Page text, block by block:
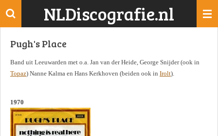
Ga
de
NLDiscografie.nl
Pugh's Place
Band uit Leeuwarden met o.a. Jan van der Heide, George Snijder (ook in
Topaz) Nanne Kalma en Hans Kerkhoven (beiden ook in Irolt).
1970